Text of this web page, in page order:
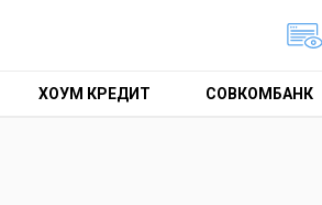
ХОУМ КРЕДИТ СОВКОМБАНК